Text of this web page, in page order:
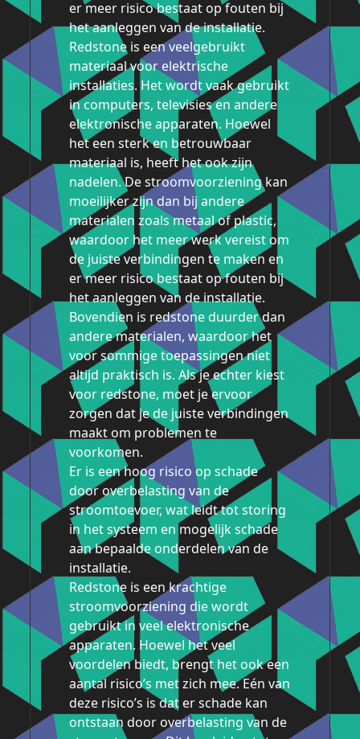
er meer risico bestaat op fouten bij
het aanleggen van de installatie.
Redstone is een veelgebruikt
materiaal voor elektrische
installaties. Het wordt vaak gebruikt
in computers, televisies en andere
elektronische apparaten. Hoewel
het een sterk en betrouwbaar
materiaal is, heeft het ook zijn
nadelen. De stroomvoorziening kan
moeilijker zijn dan bij andere
materialen zoals metaal of plastic,
waardoor het meer werk vereist om
de juiste verbindingen te maken en
er meer risico bestaat op fouten bij
het aanleggen van de installatie.
Bovendien is redstone duurder dan
andere materialen, waardoor het
voor sommige toepassingen niet
altijd praktisch is. Als je echter kiest
voor redstone, moet je ervoor
zorgen dat je de juiste verbindingen
maakt om problemen te
voorkomen.
Er is een hoog risico op schade
door overbelasting van de
stroomtoevoer, wat leidt tot storing
in het systeem en mogelijk schade
aan bepaalde onderdelen van de
installatie.
Redstone is een krachtige
stroomvoorziening die wordt
gebruikt in veel elektronische
apparaten. Hoewel het veel
voordelen biedt, brengt het ook een
aantal risico’s met zich mee. Eén van
deze risico’s is dat er schade kan
ontstaan door overbelasting van de